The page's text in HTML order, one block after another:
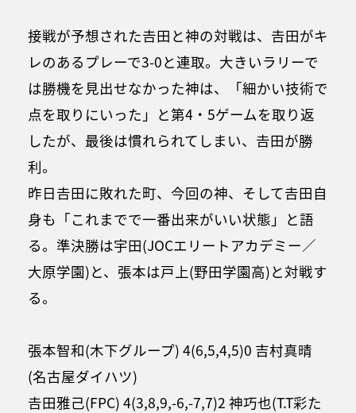
接戦が予想された𠮷田と神の対戦は、𠮷田がキ
レのあるプレーで3-0と連取。大きいラリーで
は勝機を見出せなかった神は、「細かい技術で
点を取りにいった」と第4・5ゲームを取り返
したが、最後は慣れられてしまい、𠮷田が勝
利。
昨日𠮷田に敗れた町、今回の神、そして𠮷田自
身も「これまでで一番出来がいい状態」と語
る。準決勝は宇田(JOCエリートアカデミー／
大原学園)と、張本は戸上(野田学園高)と対戦す
る。
張本智和(木下グループ) 4(6,5,4,5)0 吉村真晴
(名古屋ダイハツ)
𠮷田雅己(FPC) 4(3,8,9,-6,-7,7)2 神巧也(T.T彩た